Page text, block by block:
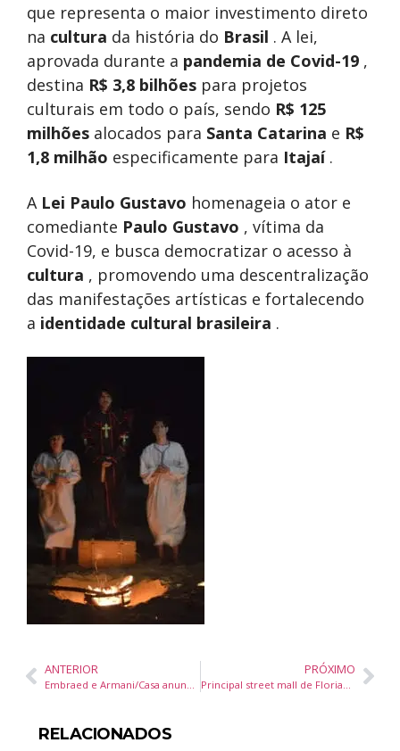
que representa o maior investimento direto
na cultura da história do Brasil . A lei,
aprovada durante a pandemia de Covid-19 ,
destina R$ 3,8 bilhões para projetos
culturais em todo o país, sendo R$ 125
milhões alocados para Santa Catarina e R$
1,8 milhão especificamente para Itajaí.
A Lei Paulo Gustavo homenageia o ator e
comediante Paulo Gustavo , vítima da
Covid-19, e busca democratizar o acesso à
cultura , promovendo uma descentralização
das manifestações artísticas e fortalecendo
a identidade cultural brasileira .
ANTERIOR PRÓXIMO
RELACIONADOS